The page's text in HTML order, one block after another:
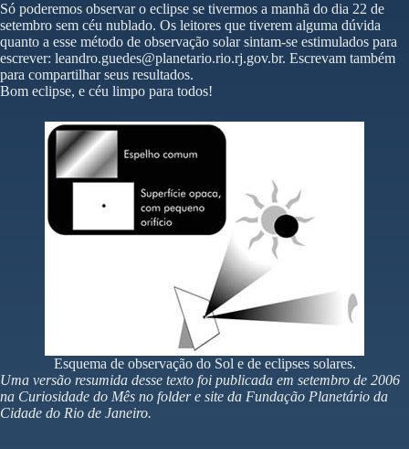
Só poderemos observar o eclipse se tivermos a manhã do dia 22 de
setembro sem céu nublado. Os leitores que tiverem alguma dúvida
quanto a esse método de observação solar sintam-se estimulados para
escrever: leandro.guedes@planetario.rio.rj.gov.br. Escrevam também
para compartilhar seus resultados.
Bom eclipse, e céu limpo para todos!
Esquema de observação do Sol e de eclipses solares.
Uma versão resumida desse texto foi publicada em setembro de 2006
na Curiosidade do Mês no folder e site da Fundação Planetário da
Cidade do Rio de Janeiro.